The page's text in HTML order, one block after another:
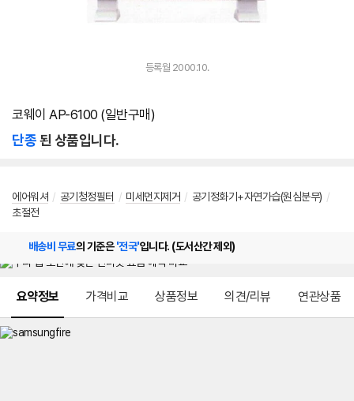
등록월 2000.10.
코웨이 AP-6100 (일반구매)
단종된 상품입니다.
에어워셔 / 공기청정필터 / 미세먼지제거 / 공기정화기+자연가습(원심분무) /
초절전
배송비 무료의 기준은'전국'입니다. (도서산간 제외)
요약정보 가격비교 상품정보 의견/리뷰 연관상품